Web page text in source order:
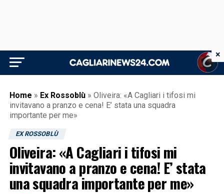
Home » Ex Rossoblù » Oliveira: «A Cagliari i tifosi mi
invitavano a pranzo e cena! E’ stata una squadra
importante per me»
EX ROSSOBLÙ
Oliveira: «A Cagliari i tifosi mi
invitavano a pranzo e cena! E’ stata
una squadra importante per me»
×